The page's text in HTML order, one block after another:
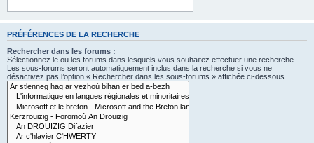
PRÉFÉRENCES DE LA RECHERCHE
Rechercher dans les forums :
Sélectionnez le ou les forums dans lesquels vous souhaitez effectuer une recherche.
Les sous-forums seront automatiquement inclus dans la recherche si vous ne
désactivez pas l’option « Rechercher dans les sous-forums » affichée ci-dessous.